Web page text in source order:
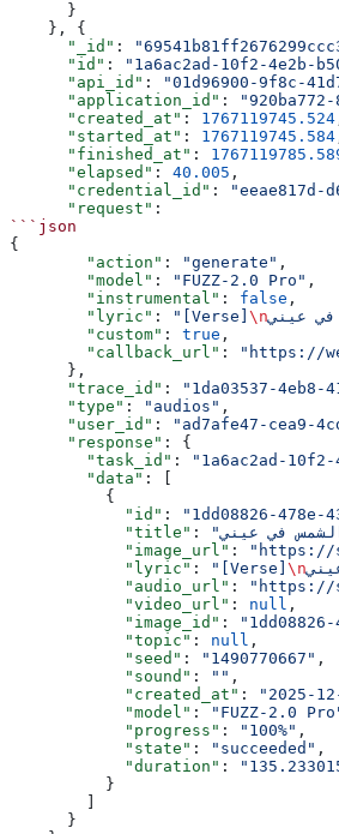
      }
    }, {
      "_id"
:
      "id"
: "1a6ac2ad-10f2-4e2b-
      "api_id"
: "01d96900-9f8c-
      "application_id"
:
      "created_at"
: 1767119745.524
      "started_at"
: 1767119745.584
      "finished_at"
:
      "elapsed"
: 40.005 ,
      "credential_id"
:
"eeae817d-
      "request"
:
```json
{
        "action"
: "generate" ,
        "model"
: "FUZZ-2.0 Pro" ,
        "instrumental"
: false ,
        "lyric"
: "[Verse] \nفي عيني
        "custom"
: true ,
        "callback_url"
:
"https://
      },
      "trace_id"
:
"1da03537-4eb8-
      "type"
: "audios" ,
      "user_id"
:
"ad7afe47-cea9-
      "response"
: {
        "task_id"
:
"1a6ac2ad-10f2-
        "data"
: [
          {
            "id"
:
"1dd08826-478e-
            "title"
:
            "image_url"
:
"https://
            "lyric"
: "[Verse] \n
            "audio_url"
:
"https://
            "video_url"
: null ,
            "image_id"
:
            "topic"
: null ,
            "seed"
: "1490770667" ,
            "sound"
: "" ,
            "created_at"
:
"2025-
            "model"
: "FUZZ-2.0
            "progress"
: "100%" ,
            "state"
: "succeeded" ,
            "duration"
:
          }
      }